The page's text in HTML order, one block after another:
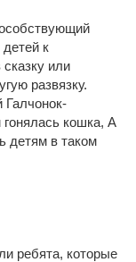
к
или
развязку.
Галчонок-
кошка, А
детям в таком
ребята, которые